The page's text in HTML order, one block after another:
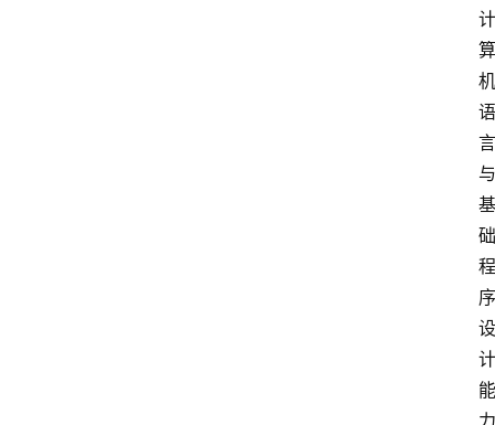
计
算
机
语
言
与
基
础
程
序
设
计
能
力